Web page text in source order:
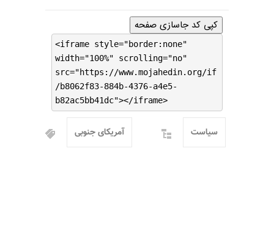
کپی کد جاسازی صفحه
<iframe style="border:none"
width="100%" scrolling="no"
src="https://www.mojahedin.org/if
/b8062f83-884b-4376-a4e5-
b82ac5bb41dc"></iframe>
آمریکای جنوبی سیاست